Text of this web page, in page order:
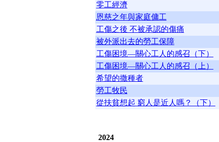
零工經濟
恩慈之年與家庭傭工
工傷之後 不被承認的傷痛
被外派出去的勞工保障
工傷困境—關心工人的感召（下）
工傷困境—關心工人的感召（上）
希望的撒種者
勞工牧民
從扶貧想起 窮人是近人嗎？（下）
2024